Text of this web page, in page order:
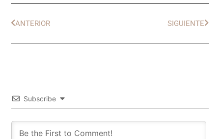
ANTERIOR SIGUIENTE
Subscribe